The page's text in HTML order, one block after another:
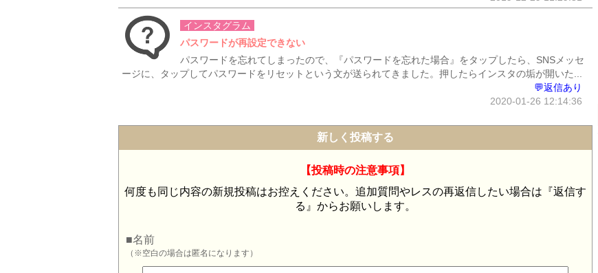
インスタグラム
パスワードが再設定できない
パスワードを忘れてしまったので、『パスワードを忘れた場合』をタップしたら、SNSメッセ
ージに、タップしてパスワードをリセットという文が送られてきました。押したらインスタの垢が開いた...
💬返信あり
2020-01-26 12:14:36
新しく投稿する
【投稿時の注意事項】
何度も同じ内容の新規投稿はお控えください。追加質問やレスの再返信したい場合は『返信す
る』からお願いします。
■名前
（※空白の場合は匿名になります）